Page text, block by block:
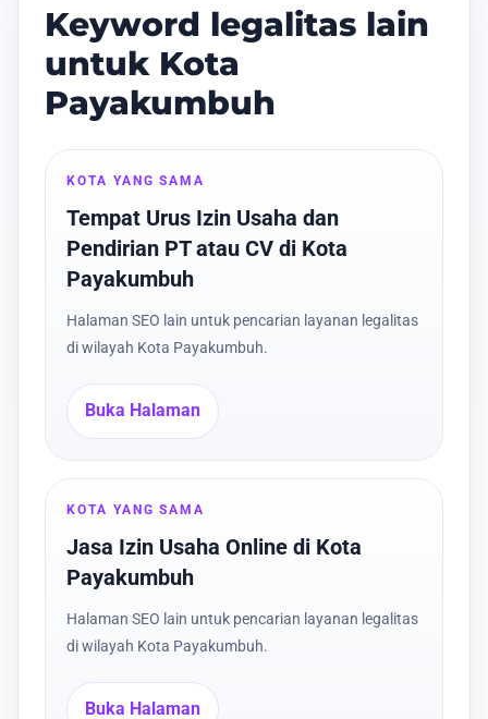
Keyword legalitas lain
untuk Kota
Payakumbuh
KOTA YANG SAMA
Tempat Urus Izin Usaha dan
Pendirian PT atau CV di Kota
Payakumbuh
Halaman SEO lain untuk pencarian layanan legalitas
di wilayah Kota Payakumbuh.
Buka Halaman
KOTA YANG SAMA
Jasa Izin Usaha Online di Kota
Payakumbuh
Halaman SEO lain untuk pencarian layanan legalitas
di wilayah Kota Payakumbuh.
Buka Halaman